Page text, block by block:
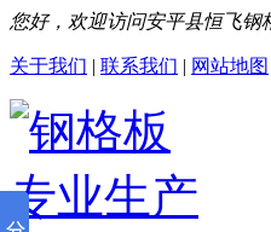
您好，欢迎访问安平县恒飞钢
关于我们 | 联系我们 | 网站地图